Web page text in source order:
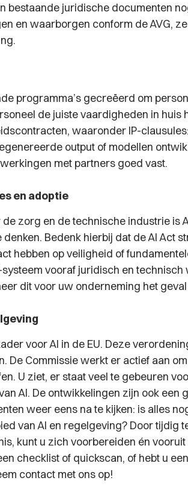
bestaande juridische documenten
en waarborgen conform de AVG,
programma’s gecreëerd om
de juiste vaardigheden in huis
waaronder IP-
output of modellen
met partners goed vast.
en adoptie
zorg en de technische industrie is
Bedenk hierbij dat de AI Act
hebben op veiligheid of
vooraf juridisch en
dit voor uw onderneming het
voor AI in de EU. Deze
De Commissie werkt er actief aan
U ziet, er staat veel te gebeuren
AI. De ontwikkelingen zijn ook een
weer eens na te kijken: is alles
van AI en regelgeving? Door tijdig
kunt u zich voorbereiden én
checklist of quickscan, of hebt u
contact met ons op!